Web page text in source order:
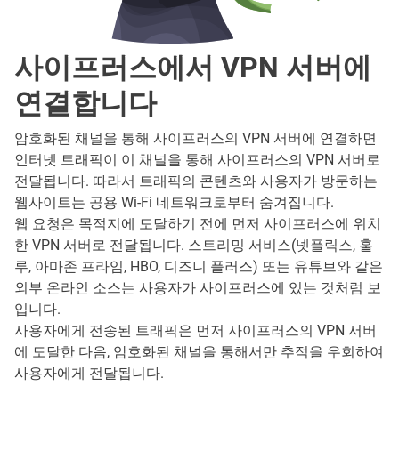
사이프러스에서 VPN 서버에
연결합니다
암호화된 채널을 통해 사이프러스의 VPN 서버에 연결하면
인터넷 트래픽이 이 채널을 통해 사이프러스의 VPN 서버로
전달됩니다. 따라서 트래픽의 콘텐츠와 사용자가 방문하는
웹사이트는 공용 Wi-Fi 네트워크로부터 숨겨집니다.
웹 요청은 목적지에 도달하기 전에 먼저 사이프러스에 위치
한 VPN 서버로 전달됩니다. 스트리밍 서비스(넷플릭스, 훌
루, 아마존 프라임, HBO, 디즈니 플러스) 또는 유튜브와 같은
외부 온라인 소스는 사용자가 사이프러스에 있는 것처럼 보
입니다.
사용자에게 전송된 트래픽은 먼저 사이프러스의 VPN 서버
에 도달한 다음, 암호화된 채널을 통해서만 추적을 우회하여
사용자에게 전달됩니다.